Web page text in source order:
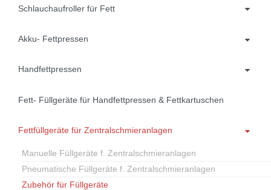
Schlauchaufroller für Fett
Akku- Fettpressen
Handfettpressen
Fett- Füllgeräte für Handfettpressen & Fettkartuschen
Fettfüllgeräte für Zentralschmieranlagen
Manuelle Füllgeräte f. Zentralschmieranlagen
Pneumatische Füllgeräte f. Zentralschmieranlagen
Zubehör für Füllgeräte